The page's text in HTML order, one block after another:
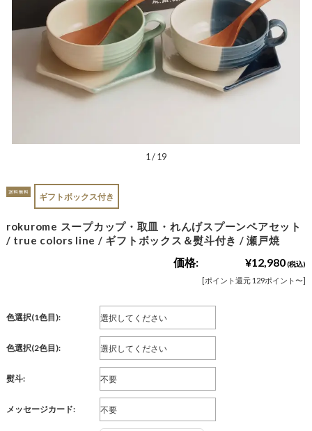
1 /19
ギフトボックス付き
rokurome スープカップ・取皿・れんげスプーンペアセット
/ true colors line / ギフトボックス＆熨斗付き / 瀬戸焼
価格: ¥12,980(税込)
[ポイント還元 129ポイント〜]
色選択(1色目):
色選択(2色目):
熨斗:
メッセージカード: